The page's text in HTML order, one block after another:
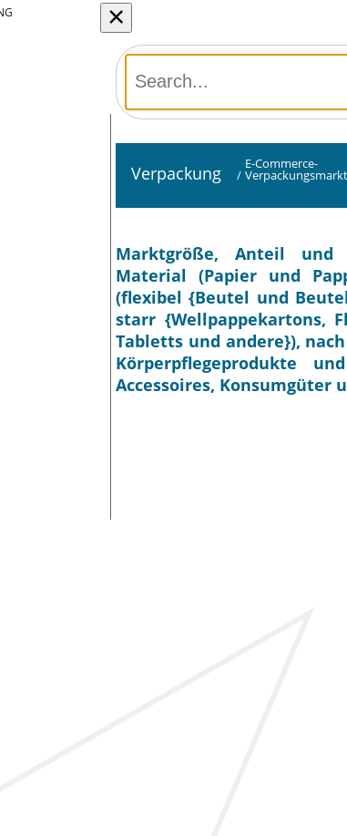
×
Verpackung /
E-Commerce-
Verpackungsmarkt
Marktgröße, Anteil und
Material (Papier und
(flexibel {Beutel und
starr {Wellpappekartons,
Tabletts und andere}),
Körperpflegeprodukte
Accessoires, Konsumgüter